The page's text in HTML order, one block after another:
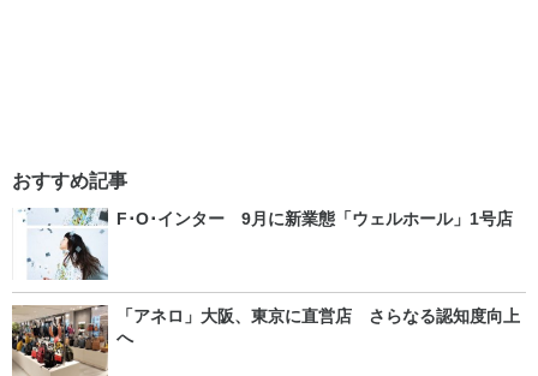
おすすめ記事
F･O･インター 9月に新業態「ウェルホール」1号店
「アネロ」大阪、東京に直営店 さらなる認知度向上
へ